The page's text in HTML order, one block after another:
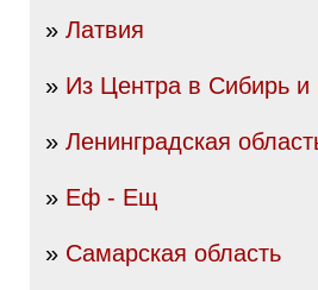
» Латвия
» Из Центра в Сибирь и
» Ленинградская
» Еф - Ещ
» Самарская область